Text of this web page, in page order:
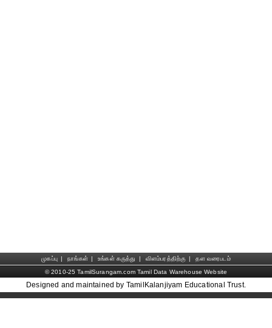
முகப்பு | நாங்கள் | உங்கள் கருத்து | விளம்பரத்திற்கு |
தள வரைபடம்
© 2010-25 TamilSurangam.com Tamil Data Warehouse Website
Designed and maintained by TamilKalanjiyam Educational Trust.